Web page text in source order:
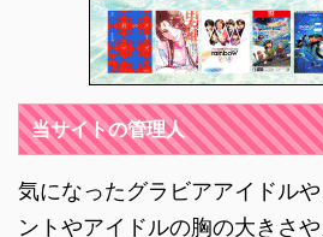
当サイトの管理人
気になったグラビアアイドル
ントやアイドルの胸の大きさ